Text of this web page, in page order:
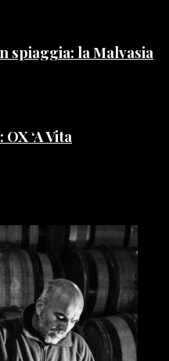
spiaggia: la Malvasia
‘A Vita